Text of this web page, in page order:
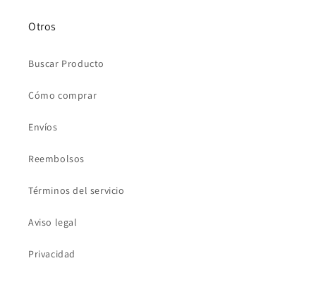
Otros
Buscar Producto
Cómo comprar
Envíos
Reembolsos
Términos del servicio
Aviso legal
Privacidad